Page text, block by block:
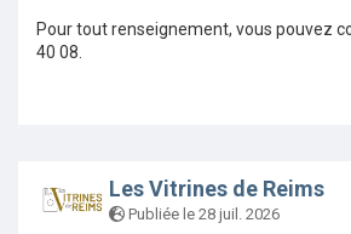
Pour tout renseignement, vous pouvez
40 08.
Les Vitrines de Reims
Publiée le 28 juil. 2026